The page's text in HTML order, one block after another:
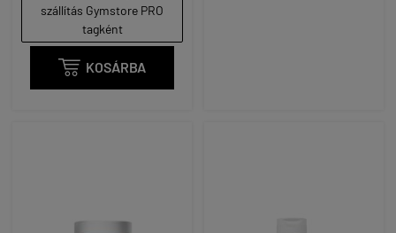
szállítás Gymstore PRO
tagként
 KOSÁRBA